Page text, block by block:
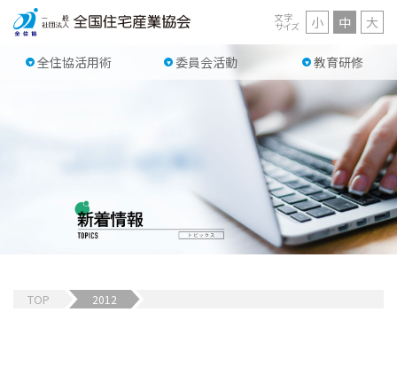
全住協活用術 委員会活動 教育研修
文字
サイズ 小 中 大
TOP 2012